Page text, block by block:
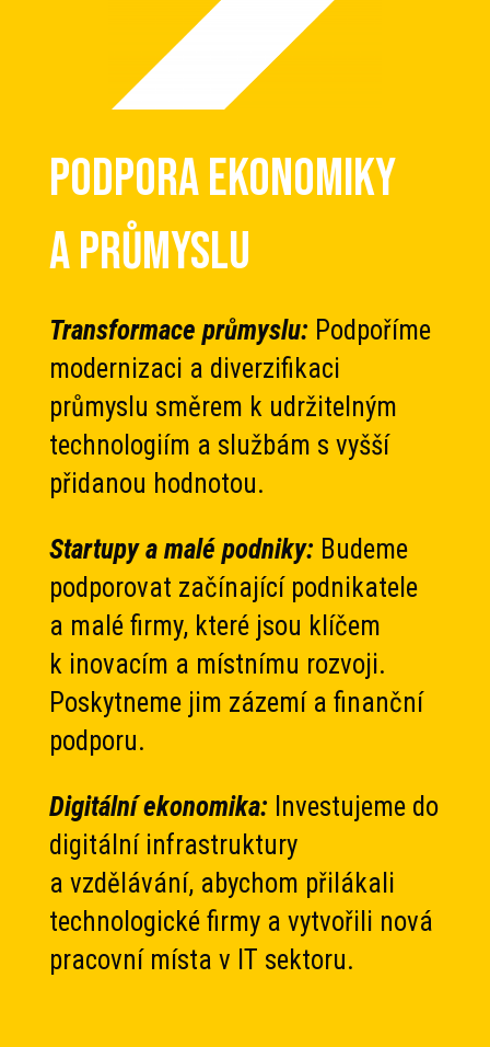
PODPORA EKONOMIKY
A PRŮMYSLU
Transformace průmyslu: Podpoříme
modernizaci a diverzifikaci
průmyslu směrem k udržitelným
technologiím a službám s vyšší
přidanou hodnotou.
Startupy a malé podniky: Budeme
podporovat začínající podnikatele
a malé firmy, které jsou klíčem
k inovacím a místnímu rozvoji.
Poskytneme jim zázemí a finanční
podporu.
Digitální ekonomika: Investujeme do
digitální infrastruktury
a vzdělávání, abychom přilákali
technologické firmy a vytvořili nová
pracovní místa v IT sektoru.